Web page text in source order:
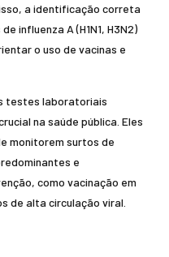
a identificação correta
influenza A (H1N1, H3N2)
o uso de vacinas e
testes laboratoriais
na saúde pública. Eles
monitorem surtos de
e
como vacinação em
de alta circulação viral.